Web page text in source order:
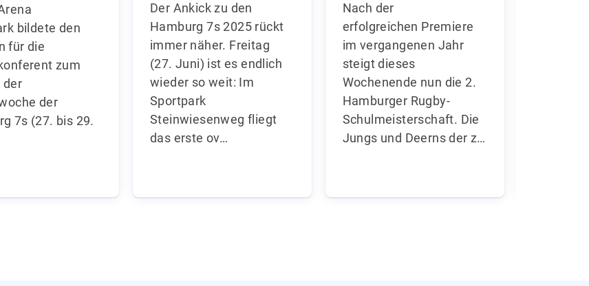
bildete den
für die
zum
der
der
7s (27. bis 29.
Der Ankick zu den
Hamburg 7s 2025 rückt
immer näher. Freitag
(27. Juni) ist es endlich
wieder so weit: Im
Sportpark
Steinwiesenweg fliegt
das erste ov…
Nach der
erfolgreichen Premiere
im vergangenen Jahr
steigt dieses
Wochenende nun die 2.
Hamburger Rugby-
Schulmeisterschaft. Die
Jungs und Deerns der z…